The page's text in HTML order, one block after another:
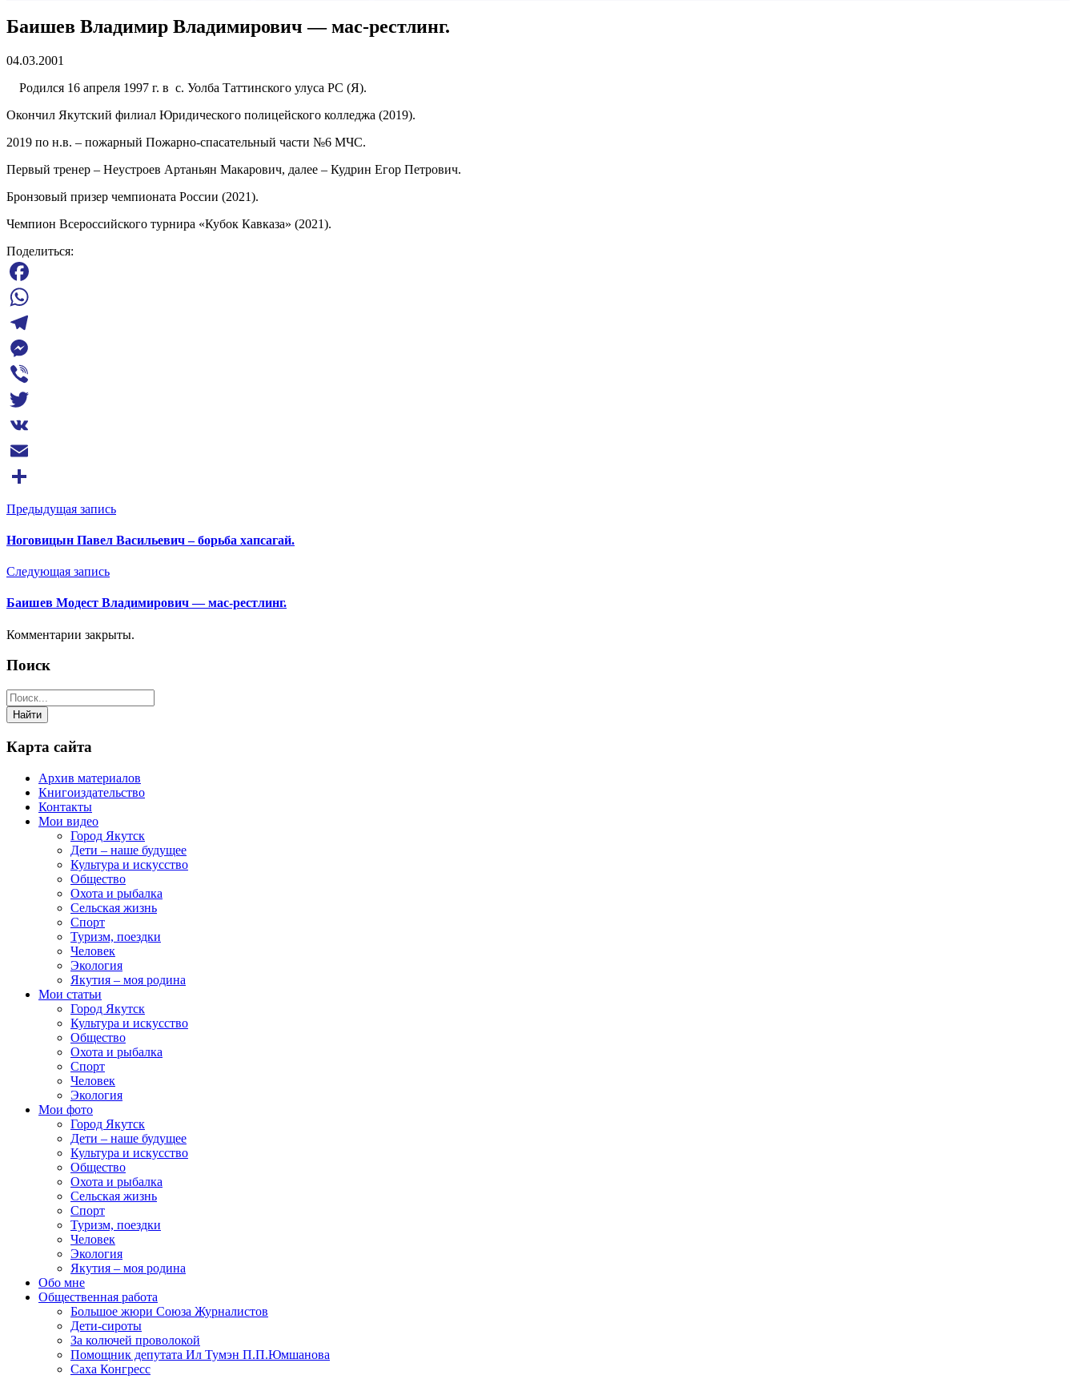
Баишев Владимир Владимирович — мас-рестлинг.
04.03.2001
Родился 16 апреля 1997 г. в с. Уолба Таттинского улуса РС (Я).
Окончил Якутский филиал Юридического полицейского колледжа (2019).
2019 по н.в. – пожарный Пожарно-спасательный части №6 МЧС.
Первый тренер – Неустроев Артаньян Макарович, далее – Кудрин Егор Петрович.
Бронзовый призер чемпионата России (2021).
Чемпион Всероссийского турнира «Кубок Кавказа» (2021).
Поделиться:
Facebook
WhatsApp
Telegram
Messenger
Viber
Twitter
VK
Email
Отправить
Предыдущая запись
Ноговицын Павел Васильевич – борьба хапсагай.
Следующая запись
Баишев Модест Владимирович — мас-рестлинг.
Комментарии закрыты.
Поиск
Карта сайта
Архив материалов
Книгоиздательство
Контакты
Мои видео
Город Якутск
Дети – наше будущее
Культура и искусство
Общество
Охота и рыбалка
Сельская жизнь
Спорт
Туризм, поездки
Человек
Экология
Якутия – моя родина
Мои статьи
Город Якутск
Культура и искусство
Общество
Охота и рыбалка
Спорт
Человек
Экология
Мои фото
Город Якутск
Дети – наше будущее
Культура и искусство
Общество
Охота и рыбалка
Сельская жизнь
Спорт
Туризм, поездки
Человек
Экология
Якутия – моя родина
Обо мне
Общественная работа
Большое жюри Союза Журналистов
Дети-сироты
За колючей проволокой
Помощник депутата Ил Тумэн П.П.Юмшанова
Саха Конгресс